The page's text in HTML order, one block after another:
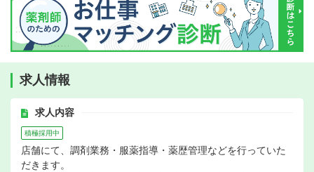
求人情報
求人内容
積極採用中
店舗にて、調剤業務・服薬指導・薬歴管理などを行っていた
だきます。